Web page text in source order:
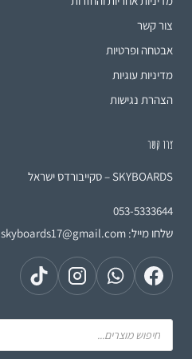
צור קשר
אבטחה ופרטיות
מדיניות עוגיות
הצהרת נגישות
צרו קשר
SKYBOARDS – סקייבורדס ישראל
053-5333644
שלחו מייל: skyboards17@gmail.com